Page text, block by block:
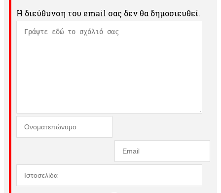
Η διεύθυνση του email σας δεν θα δημοσιευθεί.